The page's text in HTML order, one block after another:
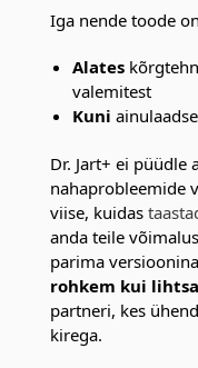
Iga nende toode
Alates
valemitest
Kuni
Dr. Jart+ ei püüdle
nahaprobleemide
viise, kuidas
anda teile
parima
rohkem kui
partneri, kes
kirega.